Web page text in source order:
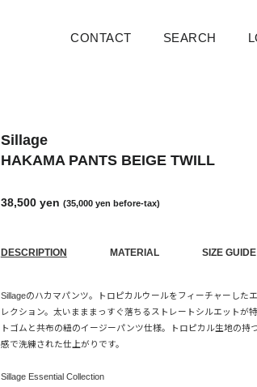
CONTACT SEARCH Search
Sillage
HAKAMA PANTS BEIGE TWILL
通
販
38,500 yen (35,000 yen before-tax)
DESCRIPTION MATERIAL SIZE GUIDE
Sillageのハカマパンツ。トロピカルウールをフィーチャーした
レクション。太いまままっすぐ落ちるストレートシルエットが
トゴムと共布の紐のイージーパンツ仕様。トロピカル生地の持
感で洗練された仕上がりです。
Sillage Essential Collection